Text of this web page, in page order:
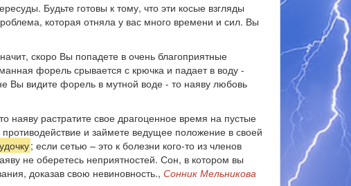
Будьте готовы к тому, что эти косые взгляды
которая отняла у вас много времени и сил. Вы
скоро Вы попадете в очень благоприятные
форель срывается с крючка и падает в воду -
Вы видите форель в мутной воде - то наяву любовь
наяву растратите свое драгоценное время на пустые
и займете ведущее положение в своей
удочку; если сетью – это к болезни кого-то из членов
не оберетесь неприятностей. Сон, в котором вы
доказав свою невиновность., Сонник Мельникова